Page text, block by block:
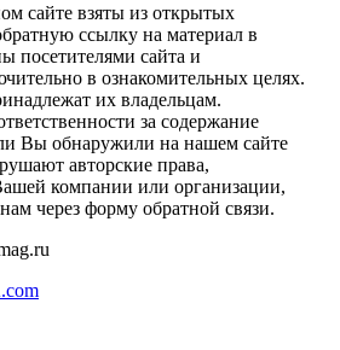
сайте взяты из открытых
ссылку на материал в
посетителями сайта и
в ознакомительных целях.
их владельцам.
за содержание
Вы обнаружили на нашем сайте
авторские права,
компании или организации,
через форму обратной связи.